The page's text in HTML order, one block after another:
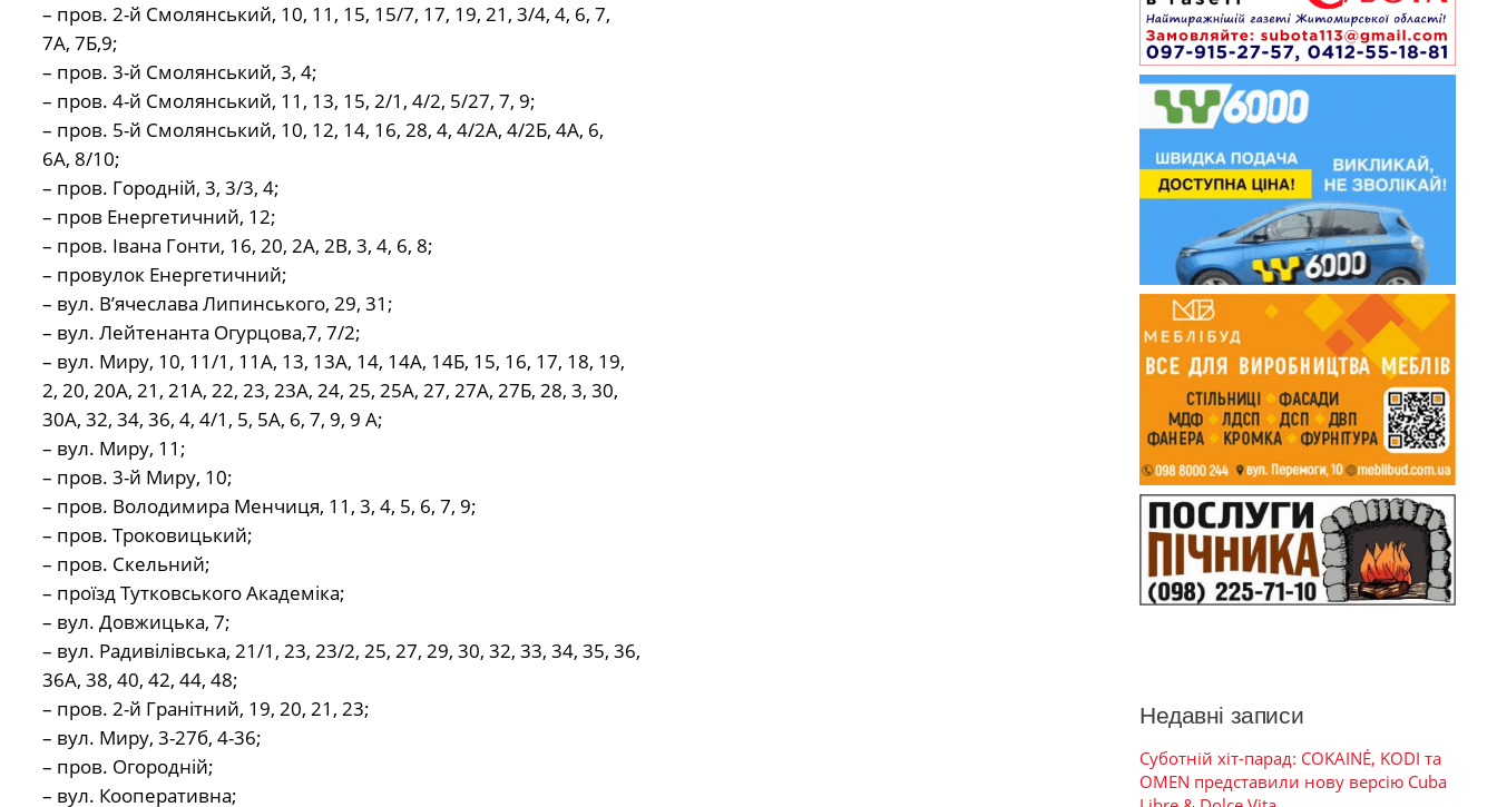
– пров. 2-й Смолянський, 10, 11, 15, 15/7, 17, 19, 21, 3/4, 4, 6, 7,
7А, 7Б,9;
– пров. 3-й Смолянський, 3, 4;
– пров. 4-й Смолянський, 11, 13, 15, 2/1, 4/2, 5/27, 7, 9;
– пров. 5-й Смолянський, 10, 12, 14, 16, 28, 4, 4/2А, 4/2Б, 4А, 6,
6А, 8/10;
– пров. Городній, 3, 3/3, 4;
– пров Енергетичний, 12;
– пров. Івана Гонти, 16, 20, 2А, 2В, 3, 4, 6, 8;
– провулок Енергетичний;
– вул. В’ячеслава Липинського, 29, 31;
– вул. Лейтенанта Огурцова,7, 7/2;
– вул. Миру, 10, 11/1, 11А, 13, 13А, 14, 14А, 14Б, 15, 16, 17, 18, 19,
2, 20, 20А, 21, 21А, 22, 23, 23А, 24, 25, 25А, 27, 27А, 27Б, 28, 3, 30,
30А, 32, 34, 36, 4, 4/1, 5, 5А, 6, 7, 9, 9 А;
– вул. Миру, 11;
– пров. 3-й Миру, 10;
– пров. Володимира Менчиця, 11, 3, 4, 5, 6, 7, 9;
– пров. Троковицький;
– пров. Скельний;
– проїзд Тутковського Академіка;
– вул. Довжицька, 7;
– вул. Радивілівська, 21/1, 23, 23/2, 25, 27, 29, 30, 32, 33, 34, 35, 36,
36А, 38, 40, 42, 44, 48;
– пров. 2-й Гранітний, 19, 20, 21, 23;
– вул. Миру, 3-27б, 4-36;
– пров. Огородній;
– вул. Кооперативна;
Недавні записи
Суботній хіт-парад: COKAINÉ, KODI та
OMEN представили нову версію Cuba